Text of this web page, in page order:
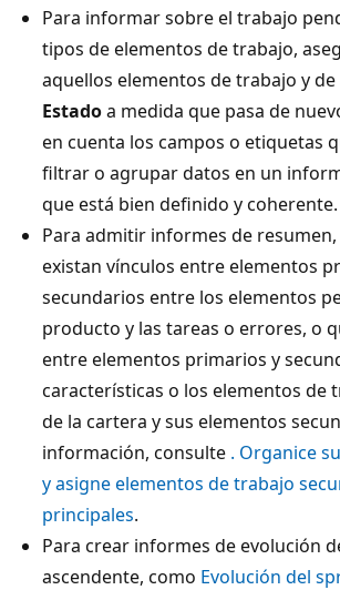
Para informar sobre el trabajo
tipos de elementos de trabajo,
aquellos elementos de trabajo y
Estadoa medida que pasa de
en cuenta los campos o etiquetas
filtrar o agrupar datos en un
que está bien definido y coherente.
Para admitir informes de
existan vínculos entre elementos
secundarios entre los elementos
producto y las tareas o errores, o
entre elementos primarios y
características o los elementos de
de la cartera y sus elementos
información, consulte . Organice
y asigne elementos de trabajo
principales.
Para crear informes de evolución
ascendente, como Evolución del